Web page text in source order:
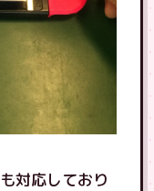
対応しており